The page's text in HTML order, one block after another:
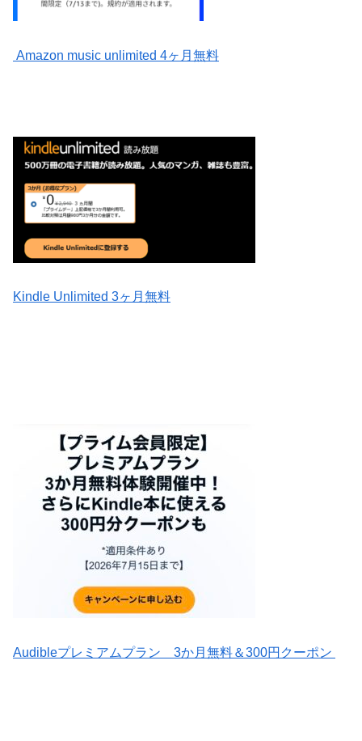
Amazon music unlimited 4ヶ月無料
Kindle Unlimited 3ヶ月無料
Audibleプレミアムプラン 3か月無料＆300円クーポン